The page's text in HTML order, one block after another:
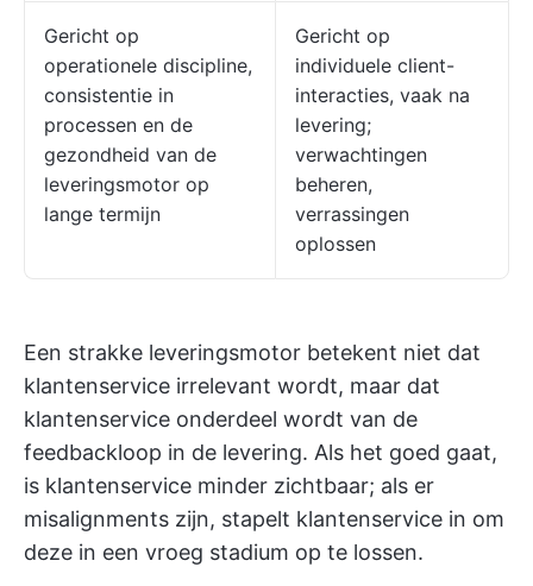
Gericht op
operationele discipline,
consistentie in
processen en de
gezondheid van de
leveringsmotor op
lange termijn
Gericht op
individuele client-
interacties, vaak na
levering;
verwachtingen
beheren,
verrassingen
oplossen
Een strakke leveringsmotor betekent niet dat
klantenservice irrelevant wordt, maar dat
klantenservice onderdeel wordt van de
feedbackloop in de levering. Als het goed gaat,
is klantenservice minder zichtbaar; als er
misalignments zijn, stapelt klantenservice in om
deze in een vroeg stadium op te lossen.